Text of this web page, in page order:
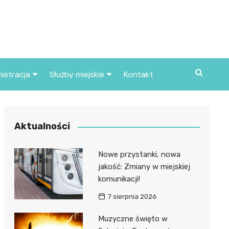
miasta
Służby miejskie
Policja
Kontakt
Aktualności
Nowe przystanki, nowa
jakość: Zmiany w miejskiej
komunikacji!
7 sierpnia 2026
Muzyczne święto w